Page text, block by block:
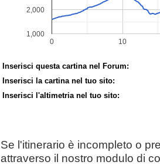
Inserisci questa cartina nel Forum:
Inserisci la cartina nel tuo sito:
Inserisci l'altimetria nel tuo sito:
Se l'itinerario è incompleto o
attraverso il nostro modulo di